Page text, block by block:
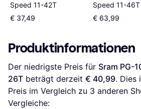
Speed 11-42T
€ 37,49
Speed 11-46T
€ 63,99
Produktinformationen
Der niedrigste Preis für Sram PG-
26T beträgt derzeit € 40,99. Dies
Preis im Vergleich zu 3 anderen
Vergleiche: